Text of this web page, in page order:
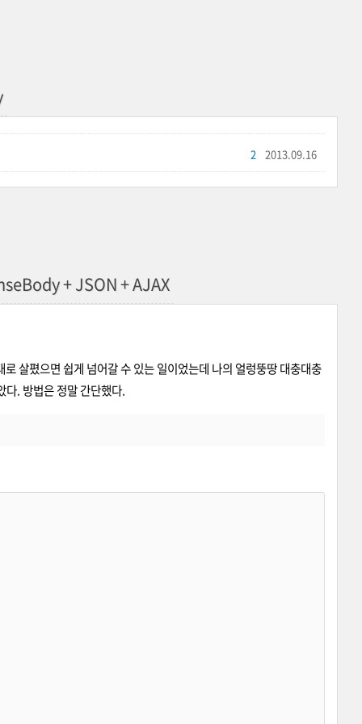
2013.09.16
2
+ JSON + AJAX
살폈으면 쉽게 넘어갈 수 있는 일이었는데 나의 얼렁뚱땅 대충대충
다. 방법은 정말 간단했다.